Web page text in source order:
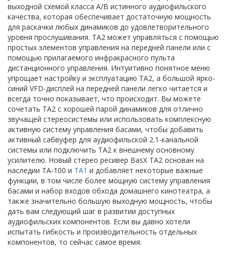
выходной схемой класса A/B истинного аудиофильского
качества, которая обеспечивает достаточную мощность
для раскачки любых динамиков до удовлетворительного
уровня прослушивания. TA2 может управляться с помощью
простых элементов управления на передней панели или с
помощью прилагаемого инфракрасного пульта
дистанционного управления. Интуитивно понятное меню
упрощает настройку и эксплуатацию TA2, а большой ярко-
синий VFD-дисплей на передней панели легко читается и
всегда точно показывает, что происходит. Вы можете
сочетать TA2 с хорошей парой динамиков для отлично
звучащей стереосистемы или использовать комплексную
активную систему управления басами, чтобы добавить
активный сабвуфер для аудиофильской 2.1-канальной
системы или подключить TA2 к внешнему основному
усилителю. Новый стерео ресивер BasX TA2 основан на
наследии TA-100 и TA1 и добавляет некоторые важные
функции, в том числе более мощную систему управления
басами и набор входов обхода домашнего кинотеатра, а
также значительно большую выходную мощность, чтобы
дать вам следующий шаг в развитии доступных
аудиофильских компонентов. Если вы давно хотели
испытать гибкость и производительность отдельных
компонентов, то сейчас самое время.